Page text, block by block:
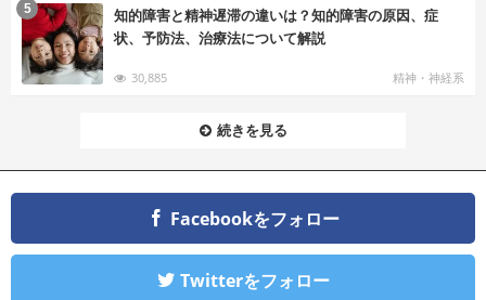
知的障害と精神遅滞の違いは？知的障害の原因、症
状、予防法、治療法について解説
30,885 精神・神経系
5
続きを見る
Facebookをフォロー
Twitterをフォロー